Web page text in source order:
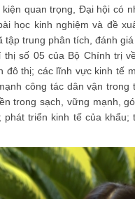
quan trọng, Đại hội có
học kinh nghiệm và đề
trung phân tích, đánh
số 05 của Bộ Chính trị
thị; các lĩnh vực kinh tế
công tác dân vận
trong sạch, vững mạnh,
triển kinh tế của